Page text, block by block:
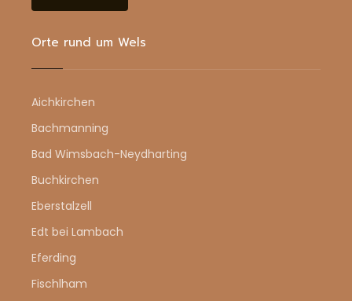
Orte rund um Wels
Aichkirchen
Bachmanning
Bad Wimsbach-Neydharting
Buchkirchen
Eberstalzell
Edt bei Lambach
Eferding
Fischlham